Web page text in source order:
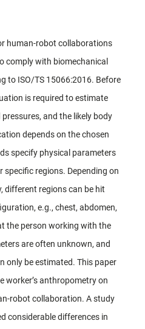
human-robot collaborations
comply with biomechanical
to ISO/TS 15066:2016. Before
is required to estimate
and the likely body
depends on the chosen
specify physical parameters
regions. Depending on
different regions can be hit
e.g., chest, abdomen,
the person working with the
are often unknown, and
only be estimated. This paper
worker’s anthropometry on
robot collaboration. A study
considerable differences in